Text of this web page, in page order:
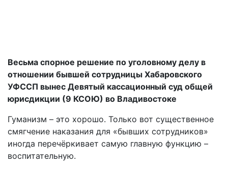
Весьма спорное решение по уголовному делу в
отношении бывшей сотрудницы Хабаровского
УФССП вынес Девятый кассационный суд общей
юрисдикции (9 КСОЮ) во Владивостоке
Гуманизм – это хорошо. Только вот существенное
смягчение наказания для «бывших сотрудников»
иногда перечёркивает самую главную функцию –
воспитательную.